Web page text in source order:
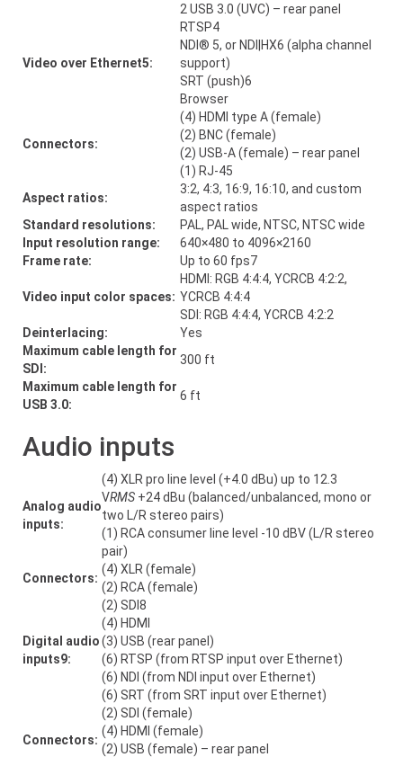
2 USB 3.0 (UVC) – rear panel
Video over Ethernet5:
RTSP4
NDI® 5, or NDI|HX6 (alpha channel
support)
SRT (push)6
Browser
Connectors:
(4) HDMI type A (female)
(2) BNC (female)
(2) USB-A (female) – rear panel
(1) RJ-45
Aspect ratios:
3:2, 4:3, 16:9, 16:10, and custom
aspect ratios
Standard resolutions:
PAL, PAL wide, NTSC, NTSC wide
Input resolution range:
640×480 to 4096×2160
Frame rate:
Up to 60 fps7
Video input color spaces:
HDMI: RGB 4:4:4, YCRCB 4:2:2,
YCRCB 4:4:4
SDI: RGB 4:4:4, YCRCB 4:2:2
Deinterlacing:
Yes
Maximum cable length for
SDI:
300 ft
Maximum cable length for
USB 3.0:
6 ft
Audio inputs
Analog audio
inputs:
(4) XLR pro line level (+4.0 dBu) up to 12.3
VRMS +24 dBu (balanced/unbalanced, mono or
two L/R stereo pairs)
(1) RCA consumer line level -10 dBV (L/R stereo
pair)
Connectors:
(4) XLR (female)
(2) RCA (female)
Digital audio
inputs9:
(2) SDI8
(4) HDMI
(3) USB (rear panel)
(6) RTSP (from RTSP input over Ethernet)
(6) NDI (from NDI input over Ethernet)
(6) SRT (from SRT input over Ethernet)
Connectors:
(2) SDI (female)
(4) HDMI (female)
(2) USB (female) – rear panel